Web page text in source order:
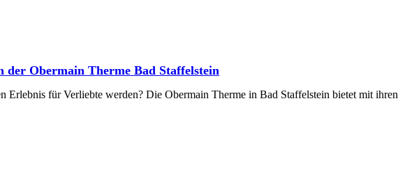
der Obermain Therme Bad Staffelstein
Erlebnis für Verliebte werden? Die Obermain Therme in Bad Staffelstein bietet mit ihren